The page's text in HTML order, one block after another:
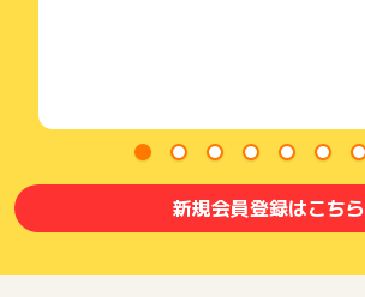
新規会員登録はこちら